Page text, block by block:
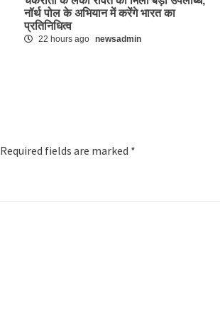
नॉर्थ पोल के अभियान में करेंगे भारत का
प्रतिनिधित्व
22 hours ago newsadmin
Required fields are marked *